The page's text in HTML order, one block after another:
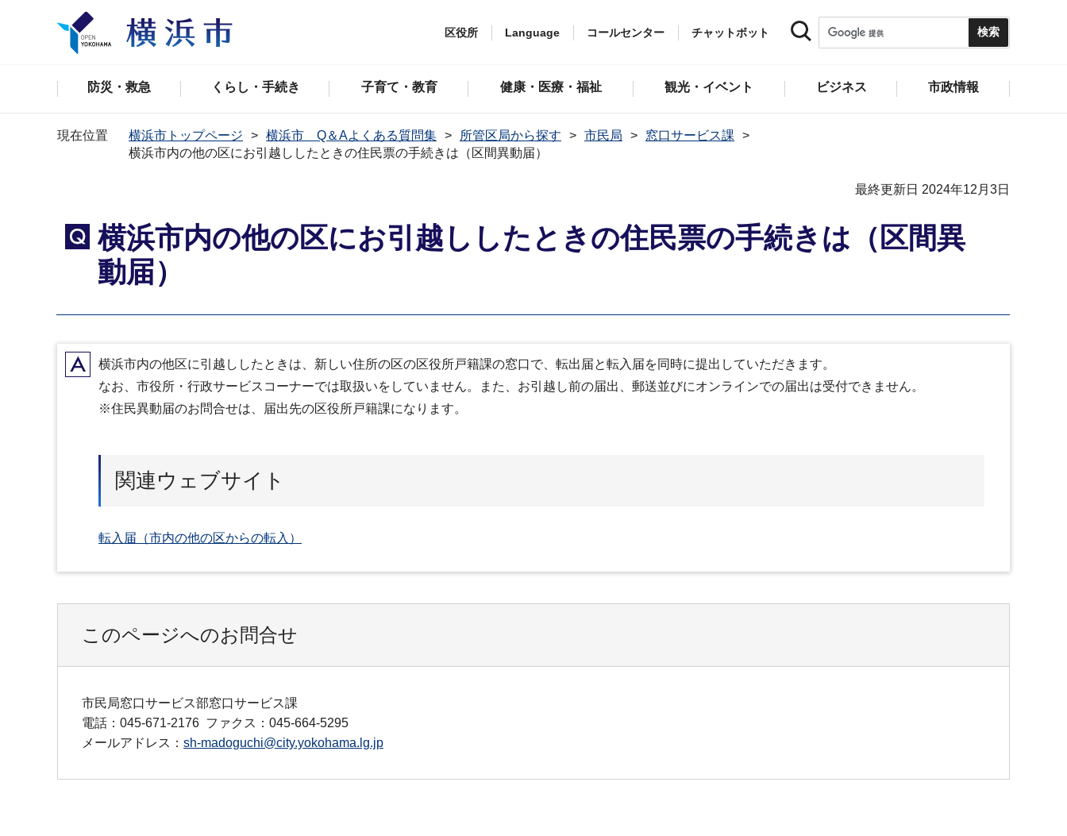
区役所 Language コールセンター チャットボット
防災・救急 くらし・手続き 子育て・教育 健康・医療・福祉 観光・イベント ビジネス 市政情報
現在位置 横浜市トップページ 横浜市 Q＆Aよくある質問集 所管区局から探す 市民局
窓口サービス課
横浜市内の他の区にお引越ししたときの住民票の手続きは（区間異動届）
最終更新日 2024年12月3日
Q
横浜市内の他の区にお引越ししたときの住民票の手続きは（区間異
動届）
A横浜市内の他区に引越ししたときは、新しい住所の区の区役所戸籍課の窓口で、転出届と転入届を同時に提出していただきます。
なお、市役所・行政サービスコーナーでは取扱いをしていません。また、お引越し前の届出、郵送並びにオンラインでの届出は受付できません。
※住民異動届のお問合せは、届出先の区役所戸籍課になります。
関連ウェブサイト
転入届（市内の他の区からの転入）
このページへのお問合せ
市民局窓口サービス部窓口サービス課
電話：045-671-2176 ファクス：045-664-5295
メールアドレス： sh-madoguchi@city.yokohama.lg.jp